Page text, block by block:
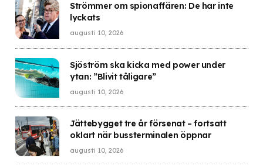
Strömmer om spionaffären: De har inte
lyckats
augusti 10, 2026
Sjöström ska kicka med power under
ytan: ”Blivit tåligare”
augusti 10, 2026
Jättebygget tre år försenat – fortsatt
oklart när bussterminalen öppnar
augusti 10, 2026